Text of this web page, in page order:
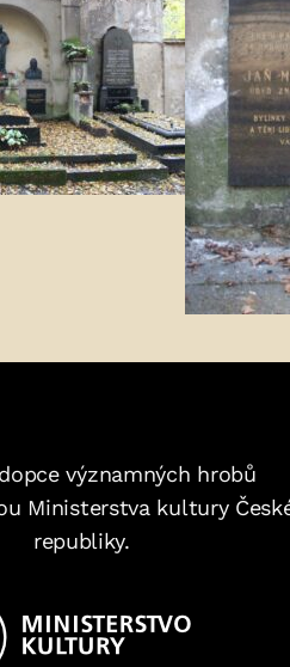
významných hrobů
Ministerstva kultury
republiky.